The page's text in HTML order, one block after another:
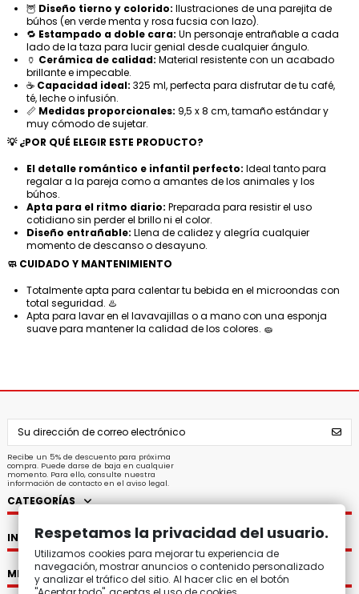
🦉 Diseño tierno y colorido: Ilustraciones de una parejita de
búhos (en verde menta y rosa fucsia con lazo).
🔁 Estampado a doble cara: Un personaje entrañable a cada
lado de la taza para lucir genial desde cualquier ángulo.
🏺 Cerámica de calidad: Material resistente con un acabado
brillante e impecable.
☕ Capacidad ideal: 325 ml, perfecta para disfrutar de tu café,
té, leche o infusión.
📏 Medidas proporcionales: 9,5 x 8 cm, tamaño estándar y
muy cómodo de sujetar.
💡 ¿POR QUÉ ELEGIR ESTE PRODUCTO?
El detalle romántico e infantil perfecto: Ideal tanto para
regalar a la pareja como a amantes de los animales y los
búhos.
Apta para el ritmo diario: Preparada para resistir el uso
cotidiano sin perder el brillo ni el color.
Diseño entrañable: Llena de calidez y alegría cualquier
momento de descanso o desayuno.
🧼 CUIDADO Y MANTENIMIENTO
Totalmente apta para calentar tu bebida en el microondas con
total seguridad. ♨️
Apta para lavar en el lavavajillas o a mano con una esponja
suave para mantener la calidad de los colores. 🧽
Recibe un 5% de descuento para próxima
compra. Puede darse de baja en cualquier
momento. Para ello, consulte nuestra
información de contacto en el aviso legal.
CATEGORÍAS
INFORMACIÓN
MI CUENTA
Respetamos la privacidad del usuario.
Utilizamos cookies para mejorar tu experiencia de
navegación, mostrar anuncios o contenido personalizado
y analizar el tráfico del sitio. Al hacer clic en el botón